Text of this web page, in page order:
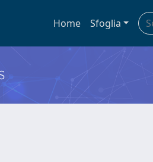
Home Sfoglia